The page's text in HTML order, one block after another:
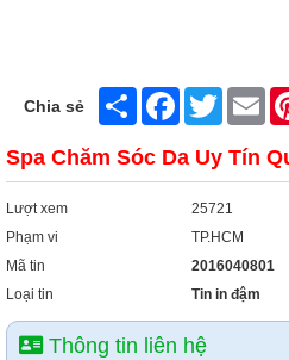
Chia sẻ Share FacebookTwitter
Spa Chăm Sóc Da Uy Tín
Lượt xem
25721
Phạm vi
TP.HCM
Mã tin
2016040801
Loại tin
Tin in đậm
Thông tin liên hệ